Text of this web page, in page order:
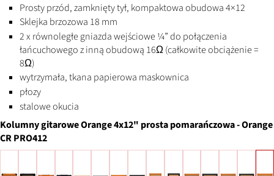
Prosty przód, zamknięty tył, kompaktowa obudowa 4×12
Sklejka brzozowa 18 mm
2 x równoległe gniazda wejściowe ¼” do połączenia
łańcuchowego z inną obudową 16Ω (całkowite obciążenie =
8Ω)
wytrzymała, tkana papierowa maskownica
płozy
stalowe okucia
Kolumny gitarowe Orange4x12" prosta pomarańczowa-Orange
CR PRO412